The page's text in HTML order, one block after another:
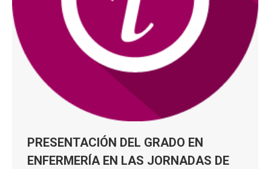
PRESENTACIÓN DEL GRADO EN
ENFERMERÍA EN LAS JORNADAS DE